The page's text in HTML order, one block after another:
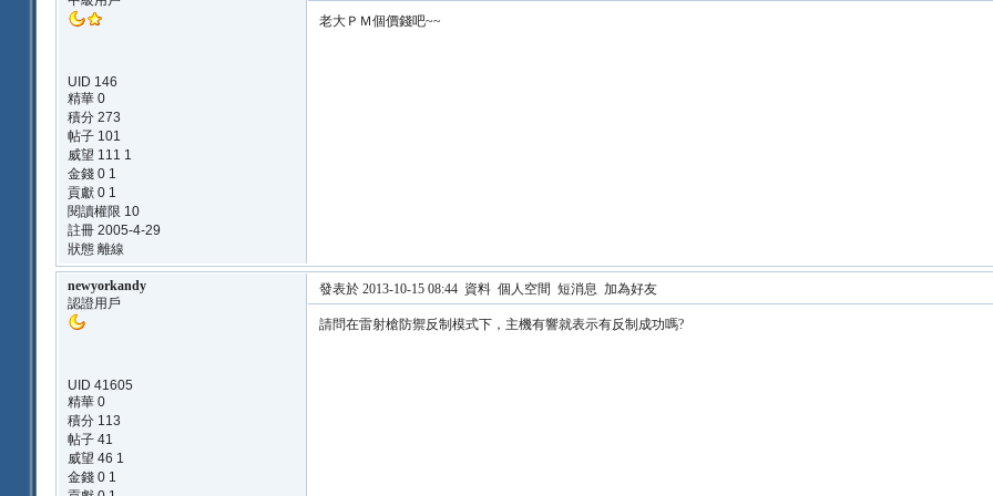
UID 146
精華 0
積分 273
帖子 101
威望 111 1
金錢 0 1
貢獻 0 1
閱讀權限 10
註冊 2005-4-29
狀態 離線
老大ＰＭ個價錢吧~~
newyorkandy
認證用戶
UID 41605
精華 0
積分 113
帖子 41
威望 46 1
金錢 0 1
發表於 2013-10-15 08:44 資料 個人空間 短消息 加為好友
請問在雷射槍防禦反制模式下，主機有響就表示有反制成功嗎?